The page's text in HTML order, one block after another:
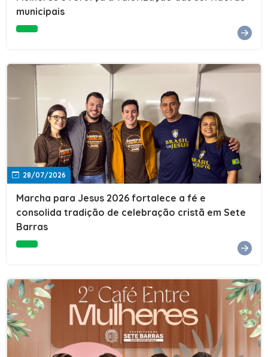
Cultura, Esporte e Lazer, Paulo Thomas, prestigiou os
compromisso da nossa gestão com a inclusão,
oferecendo a jovens e adultos a oportunidade de
concluir seus estudos e construir um futuro melhor.
Cada certificado entregue simboliza esforço,
determinação e a certeza de que investir em educação
é investir no desenvolvimento de Sete Barras."A
Prefeitura de Sete Barras também agradeceu ao SESI,
parceiro fundamental na retomada e ampliação da
Educação de Jovens e Adultos, aos professores, à
equipe da Secretaria Municipal de Educação e a todos
os profissionais que contribuíram para que esse
importante projeto voltasse a transformar a vida de
municipais
28/07/2026
Marcha para Jesus 2026 fortalece a fé e
consolida tradição de celebração cristã em Sete
Barras